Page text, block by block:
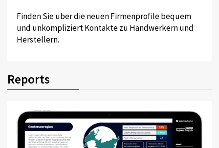
Finden Sie über die neuen Firmenprofile bequem
und unkompliziert Kontakte zu Handwerkern und
Herstellern.
Reports